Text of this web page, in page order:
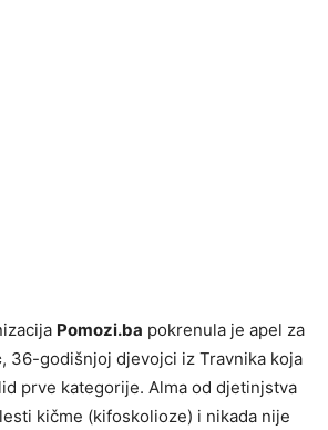
Pomozi.ba pokrenula je apel za
, 36-godišnjoj djevojci iz Travnika koja
prve kategorije. Alma od djetinjstva
kičme (kifoskolioze) i nikada nije